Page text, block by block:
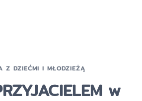
Z DZIEĆMI I MŁODZIEŻĄ
w